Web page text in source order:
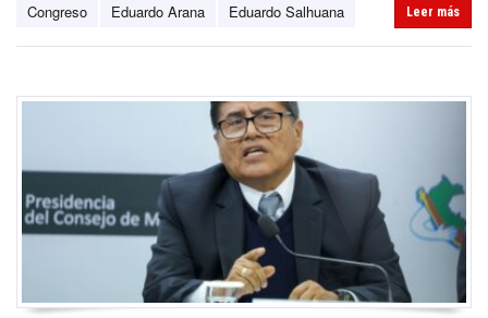
Congreso Eduardo Arana Eduardo Salhuana Leer más